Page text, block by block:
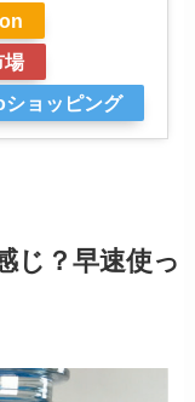
場
ョッピング
じ？早速使っ